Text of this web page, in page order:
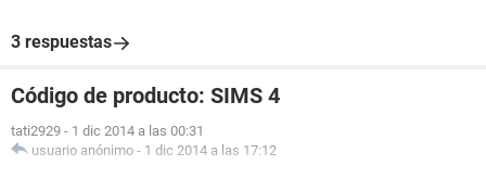
3 respuestas
Código de producto: SIMS 4
tati2929 - 1 dic 2014 a las 00:31
usuario anónimo - 1 dic 2014 a las 17:12